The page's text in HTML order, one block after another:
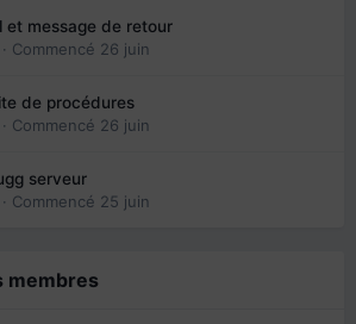
et message de retour
· Commencé 26 juin
de procédures
· Commencé 26 juin
serveur
· Commencé 25 juin
membres